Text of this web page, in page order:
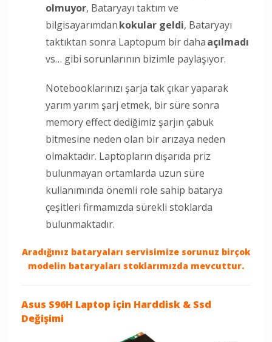
olmuyor, Bataryayı taktım ve
bilgisayarımdankokular geldi, Bataryayı
taktıktan sonra Laptopum bir dahaaçılmadı
vs… gibi sorunlarının bizimle paylaşıyor.
Notebooklarınızı şarja tak çıkar yaparak
yarım yarım şarj etmek, bir süre sonra
memory effect dediğimiz şarjın çabuk
bitmesine neden olan bir arızaya neden
olmaktadır. Laptopların dışarıda priz
bulunmayan ortamlarda uzun süre
kullanımında önemli role sahip batarya
çeşitleri firmamızda sürekli stoklarda
bulunmaktadır.
Aradığınız bataryaları servisimize sorunuz birçok
modelin bataryaları stoklarımızda mevcuttur.
Asus S96H Laptop için Harddisk & Ssd
Değişimi